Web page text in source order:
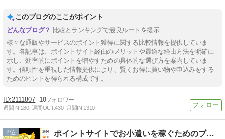
このブログのここがポイント
比較とランキングで最良ルートを提示
様々な通販やサービスのポイント獲得に関する比較情報を提供していま
す。各記事は、ポイントサイト経由のメリットや最適な経由方法を明確に
示し、効率的にポイントを増やすための具体的な選び方を案内していま
す。信頼性を重視した情報提供により、賢くお得に買い物や申込みをする
ためのヒントを得られる構成です。
2111807 10
週間IN:280 週間OUT:430 月間IN:1310
2 ポイントサイトでお小遣いを稼ぐためのブログ